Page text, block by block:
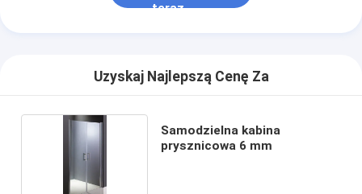
teraz
Uzyskaj Najlepszą Cenę Za
Samodzielna kabina
prysznicowa 6 mm